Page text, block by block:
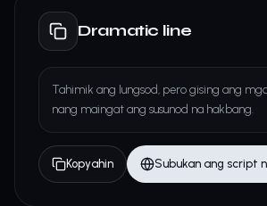
Dramatic line
Tahimik ang lungsod, pero gising ang
nang maingat ang susunod na hakbang.
Kopyahin Subukan ang script